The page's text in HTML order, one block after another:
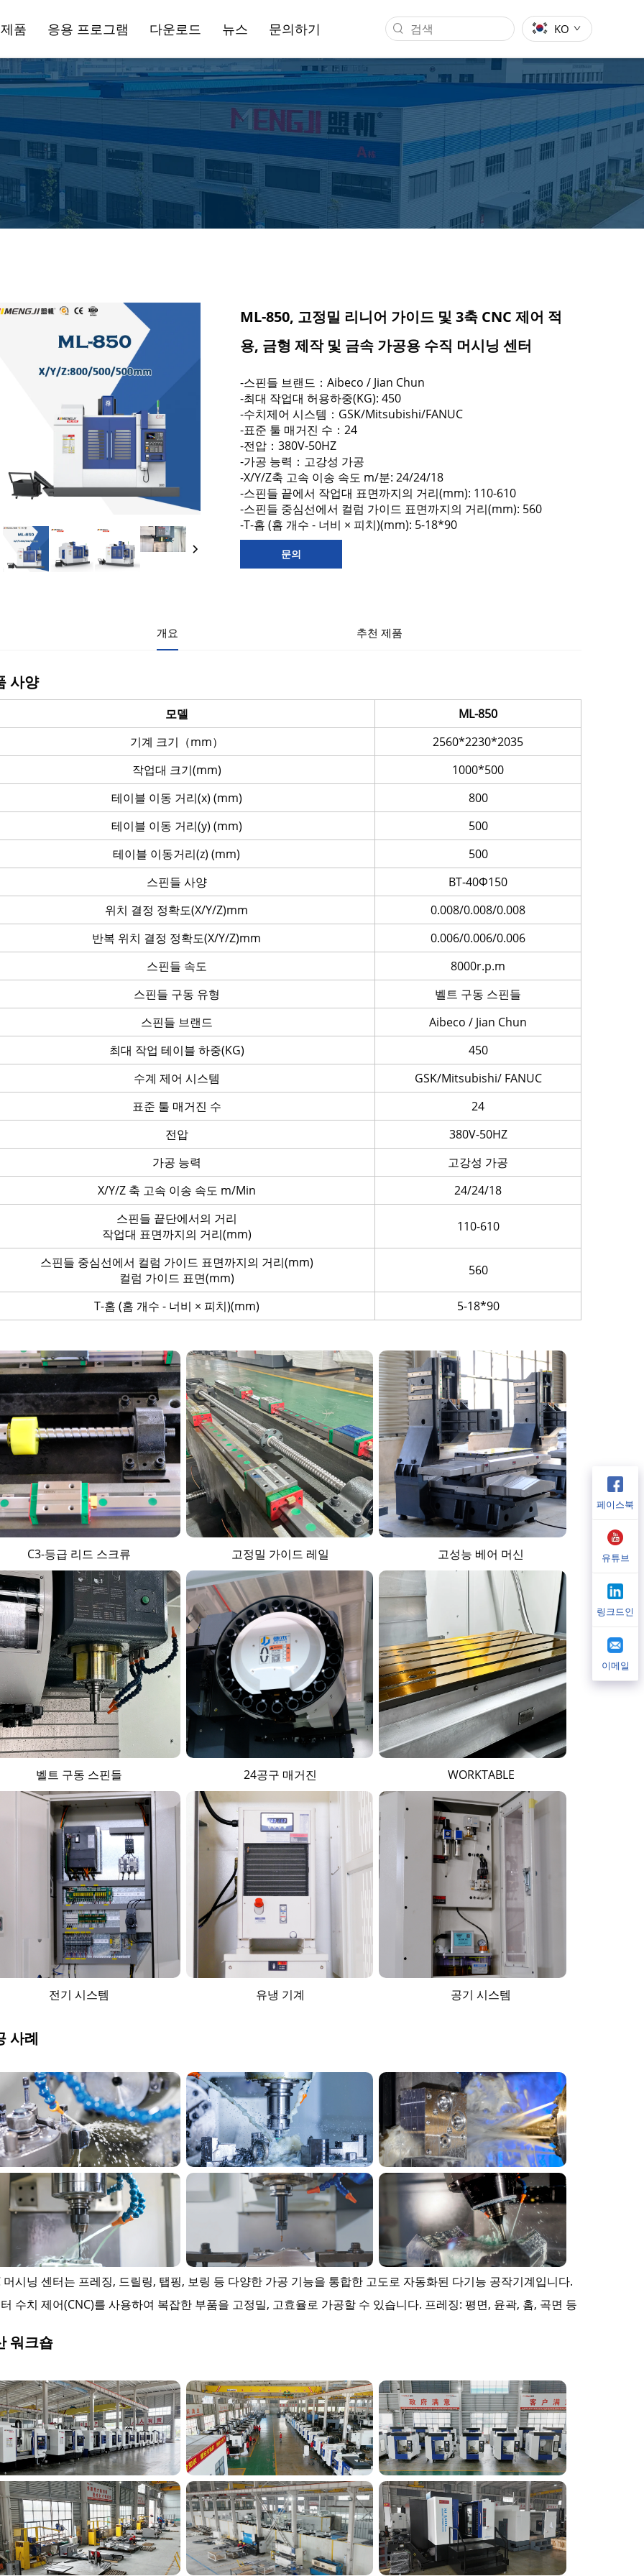
제품 응용 프로그램 다운로드 뉴스 문의하기 KO
ML-850, 고정밀 리니어 가이드 및 3축 CNC 제어 적
용, 금형 제작 및 금속 가공용 수직 머시닝 센터
-스핀들 브랜드：Aibeco / Jian Chun
-최대 작업대 허용하중(KG): 450
-수치제어 시스템：GSK/Mitsubishi/FANUC
-표준 툴 매거진 수：24
-전압：380V-50HZ
-가공 능력：고강성 가공
-X/Y/Z축 고속 이송 속도 m/분: 24/24/18
-스핀들 끝에서 작업대 표면까지의 거리(mm): 110-610
-스핀들 중심선에서 컬럼 가이드 표면까지의 거리(mm): 560
-T-홈 (홈 개수 - 너비 × 피치)(mm): 5-18*90
문의
개요 추천 제품
사양
모델
ML-850
기계 크기（mm）
2560*2230*2035
작업대 크기(mm)
1000*500
테이블 이동 거리(x) (mm)
800
테이블 이동 거리(y) (mm)
500
테이블 이동거리(z) (mm)
500
스핀들 사양
BT-40Φ150
위치 결정 정확도(X/Y/Z)mm
0.008/0.008/0.008
반복 위치 결정 정확도(X/Y/Z)mm
0.006/0.006/0.006
스핀들 속도
8000r.p.m
스핀들 구동 유형
벨트 구동 스핀들
스핀들 브랜드
Aibeco / Jian Chun
최대 작업 테이블 하중(KG)
450
수계 제어 시스템
GSK/Mitsubishi/ FANUC
표준 툴 매거진 수
24
전압
380V-50HZ
가공 능력
고강성 가공
X/Y/Z 축 고속 이송 속도 m/Min
24/24/18
스핀들 끝단에서의 거리
작업대 표면까지의 거리(mm)
110-610
스핀들 중심선에서 컬럼 가이드 표면까지의 거리(mm)
컬럼 가이드 표면(mm)
560
T-홈 (홈 개수 - 너비 × 피치)(mm) 5-18*90
C3-등급 리드 스크류 고정밀 가이드 레일 고성능 베어 머신
벨트 구동 스핀들 24공구 매거진 WORKTABLE
전기 시스템 유냉 기계 공기 시스템
사례
머시닝 센터는 프레징, 드릴링, 탭핑, 보링 등 다양한 가공 기능을 통합한 고도로 자동화된 다기능 공작기계입니다.
수치 제어(CNC)를 사용하여 복잡한 부품을 고정밀, 고효율로 가공할 수 있습니다. 프레징: 평면, 윤곽, 홈, 곡면 등
워크숍
페이스북
유튜브
링크드인
이메일